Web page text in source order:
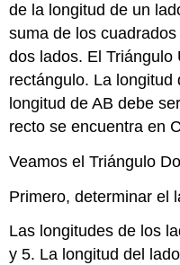
de la longitud de un
suma de los
dos lados. El Triángulo
rectángulo. La longitud
longitud de AB debe
recto se encuentra en
Veamos el Triángulo
Primero, determinar el
Las longitudes de los
y 5. La longitud del lado